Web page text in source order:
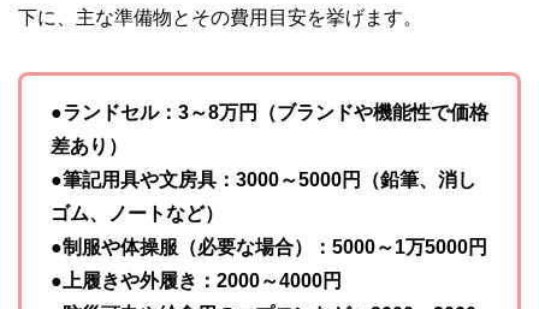
下に、主な準備物とその費用目安を挙げます。
●ランドセル：3～8万円（ブランドや機能性で価格
差あり）
●筆記用具や文房具：3000～5000円（鉛筆、消し
ゴム、ノートなど）
●制服や体操服（必要な場合）：5000～1万5000円
●上履きや外履き：2000～4000円